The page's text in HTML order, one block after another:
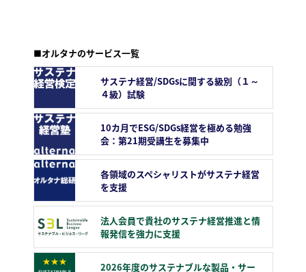
■オルタナのサービス一覧
サステナ経営/SDGsに関する級別（１～
４級）試験
10カ月でESG/SDGs経営を極める勉強
会：第21期受講生を募集中
各領域のスペシャリストがサステナ経営
を支援
法人会員で貴社のサステナ経営推進と情
報発信を強力に支援
2026年度のサステナブルな製品・サー